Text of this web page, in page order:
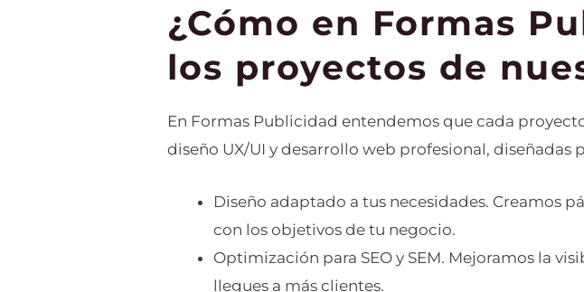
¿Cómo en Formas
los proyectos de
En Formas Publicidad entendemos que cada
diseño UX/UI y desarrollo web profesional,
Diseño adaptado a tus necesidades. Creamos
con los objetivos de tu negocio.
Optimización para SEO y SEM. Mejoramos la
llegues a más clientes.